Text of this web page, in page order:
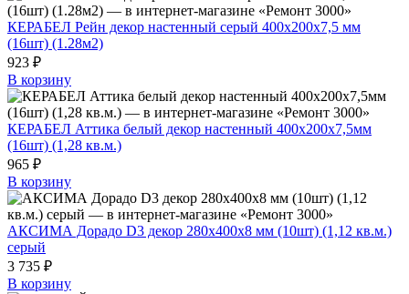
КЕРАБЕЛ Рейн декор настенный серый 400х200х7,5 мм
(16шт) (1.28м2)
923 ₽
В корзину
КЕРАБЕЛ Аттика белый декор настенный 400х200х7,5мм
(16шт) (1,28 кв.м.)
965 ₽
В корзину
АКСИМА Дорадо D3 декор 280х400х8 мм (10шт) (1,12 кв.м.)
серый
3 735 ₽
В корзину